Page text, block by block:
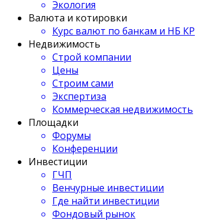
Экология
Валюта и котировки
Курс валют по банкам и НБ КР
Недвижимость
Строй компании
Цены
Строим сами
Экспертиза
Коммерческая недвижимость
Площадки
Форумы
Конференции
Инвестиции
ГЧП
Венчурные инвестиции
Где найти инвестиции
Фондовый рынок